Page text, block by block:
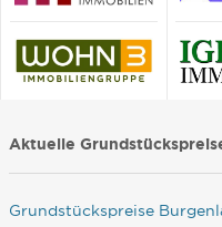
Aktuelle
Grundstückspreise